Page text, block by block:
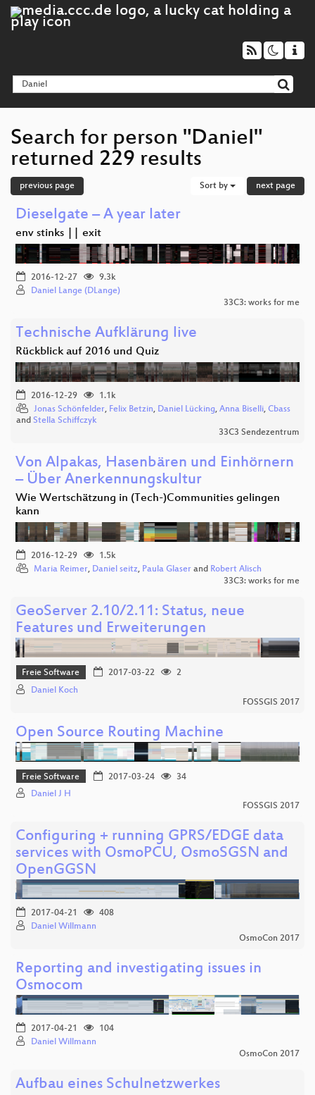
Search for person "Daniel"
returned 229 results
previous page Sort by next page
Dieselgate – A year later
env stinks || exit
2016-12-27
9.3k
Daniel Lange (DLange)
33C3: works for me
Technische Aufklärung live
Rückblick auf 2016 und Quiz
2016-12-29
1.1k
Jonas Schönfelder, Felix Betzin, Daniel Lücking, Anna Biselli, Cbass
and Stella Schiffczyk
33C3 Sendezentrum
Von Alpakas, Hasenbären und Einhörnern
– Über Anerkennungskultur
Wie Wertschätzung in (Tech-)Communities gelingen
kann
2016-12-29
1.5k
Maria Reimer, Daniel seitz, Paula Glaser and Robert Alisch
33C3: works for me
GeoServer 2.10/2.11: Status, neue
Features und Erweiterungen
Freie Software 2017-03-22
2
Daniel Koch
FOSSGIS 2017
Open Source Routing Machine
Freie Software 2017-03-24
34
Daniel J H
FOSSGIS 2017
Configuring + running GPRS/EDGE data
services with OsmoPCU, OsmoSGSN and
OpenGGSN
2017-04-21
408
Daniel Willmann
OsmoCon 2017
Reporting and investigating issues in
Osmocom
2017-04-21
104
Daniel Willmann
OsmoCon 2017
Aufbau eines Schulnetzwerkes